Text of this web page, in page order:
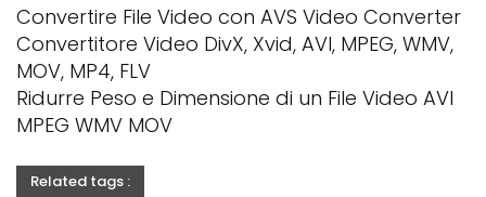
Convertire File Video con AVS Video Converter
Convertitore Video DivX, Xvid, AVI, MPEG, WMV,
MOV, MP4, FLV
Ridurre Peso e Dimensione di un File Video AVI
MPEG WMV MOV
Related tags :